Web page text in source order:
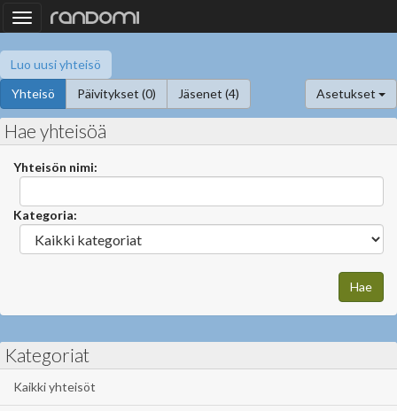
Toggle
navigation
Luo uusi yhteisö
Yhteisö
Päivitykset (0) Jäsenet (4) Asetukset
Hae yhteisöä
Yhteisön nimi:
Kategoria:
Kategoriat
Kaikki yhteisöt